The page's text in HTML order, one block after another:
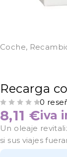
Coche,
Recarga
0
8,11 €iva
Un oleaje
si sus viajes